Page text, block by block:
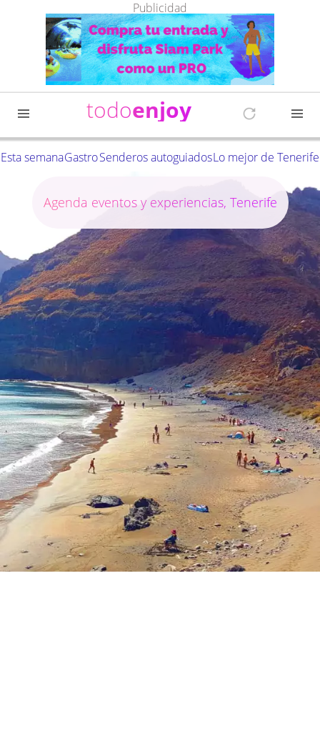
Publicidad
todoenjoy
Esta semanaGastroSenderos autoguiadosLo mejor de Tenerife
Agenda eventos y experiencias, Tenerife